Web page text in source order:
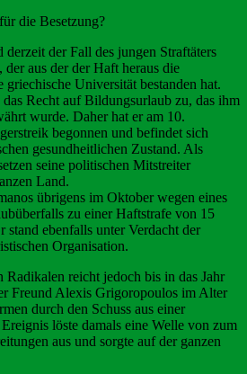
die Besetzung?
der Fall des jungen Straftäters
aus der der Haft heraus die
Universität bestanden hat.
Recht auf Bildungsurlaub zu, das ihm
wurde. Daher hat er am 10.
begonnen und befindet sich
gesundheitlichen Zustand. Als
seine politischen Mitstreiter
Land.
übrigens im Oktober wegen eines
zu einer Haftstrafe von 15
stand ebenfalls unter Verdacht der
Organisation.
Radikalen reicht jedoch bis in das Jahr
Freund Alexis Grigoropoulos im Alter
durch den Schuss aus einer
löste damals eine Welle von zum
aus und sorgte auf der ganzen